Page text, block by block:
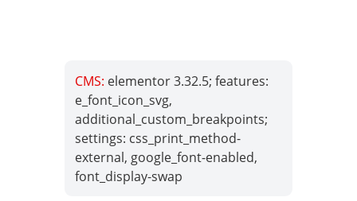
CMS: elementor 3.32.5; features:
e_font_icon_svg,
additional_custom_breakpoints;
settings: css_print_method-
external, google_font-enabled,
font_display-swap